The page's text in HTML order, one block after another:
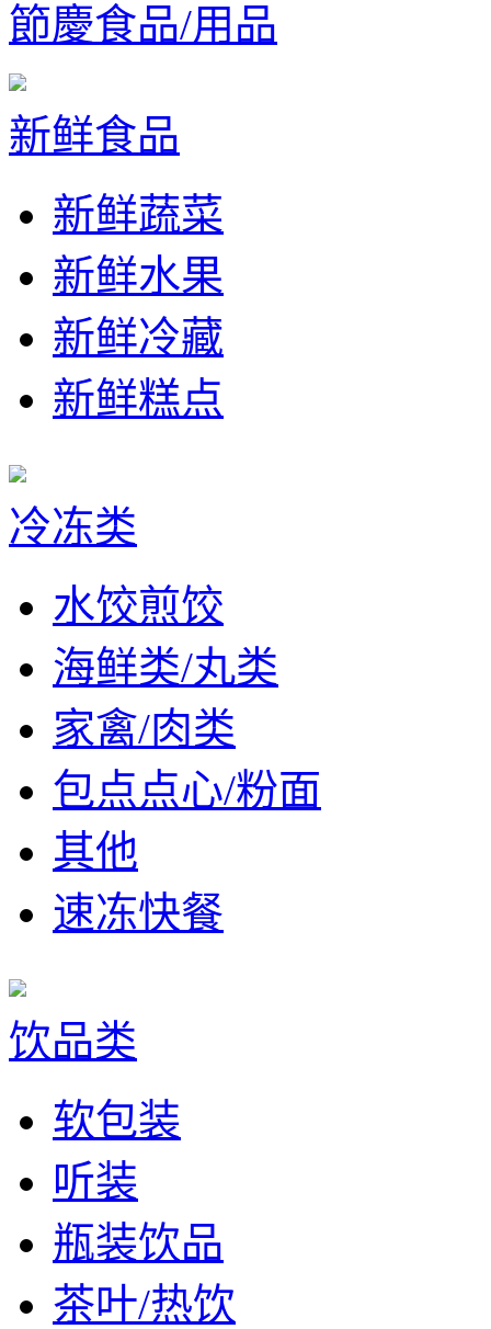
節慶食品/用品
新鲜食品
新鲜蔬菜
新鲜水果
新鲜冷藏
新鲜糕点
冷冻类
水饺煎饺
海鲜类/丸类
家禽/肉类
包点点心/粉面
其他
速冻快餐
饮品类
软包装
听装
瓶装饮品
茶叶/热饮